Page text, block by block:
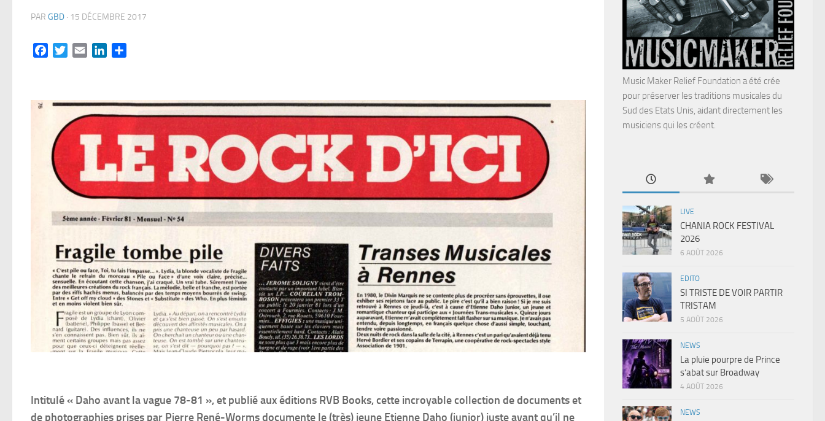
PAR GBD · 15 DÉCEMBRE 2017
FacebookTwitterEmail LinkedIn
Intitulé « Daho avant la vague 78-81 », et publié aux éditions RVB Books, cette incroyable collection de documents et
de photographies prises par Pierre René-Worms documente le (très) jeune Etienne Daho (junior) juste avant qu’il ne
Music Maker Relief Foundation a été crée
pour préserver les traditions musicales du
Sud des Etats Unis, aidant directement les
musiciens qui les créent.
LIVE
CHANIA ROCK FESTIVAL
2026
6 AOÛT 2026
EDITO
SI TRISTE DE VOIR PARTIR
TRISTAM
5 AOÛT 2026
NEWS
La pluie pourpre de Prince
s’abat sur Broadway
4 AOÛT 2026
NEWS